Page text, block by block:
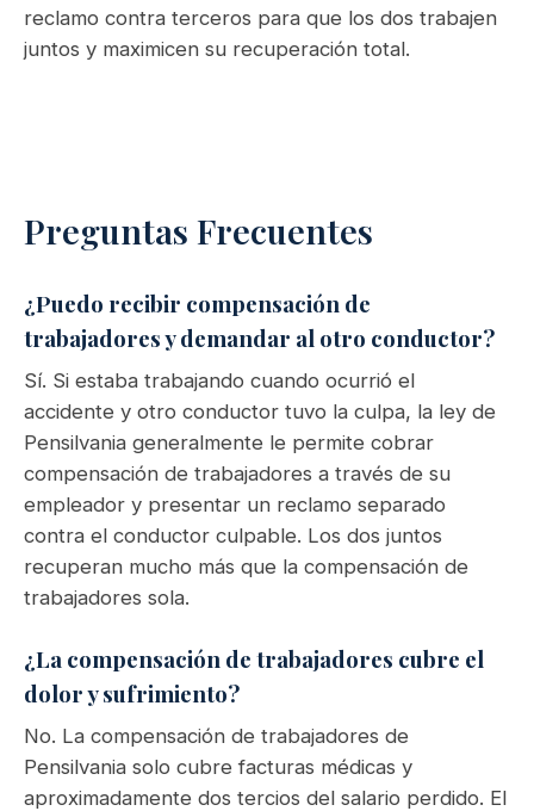
reclamo contra terceros para que los dos trabajen
juntos y maximicen su recuperación total.
Preguntas Frecuentes
¿Puedo recibir compensación de
trabajadores y demandar al otro conductor?
Sí. Si estaba trabajando cuando ocurrió el
accidente y otro conductor tuvo la culpa, la ley de
Pensilvania generalmente le permite cobrar
compensación de trabajadores a través de su
empleador y presentar un reclamo separado
contra el conductor culpable. Los dos juntos
recuperan mucho más que la compensación de
trabajadores sola.
¿La compensación de trabajadores cubre el
dolor y sufrimiento?
No. La compensación de trabajadores de
Pensilvania solo cubre facturas médicas y
aproximadamente dos tercios del salario perdido. El